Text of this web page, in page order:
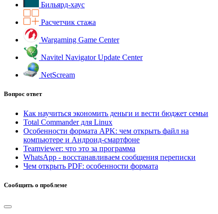
Бильярд-хаус
Расчетчик стажа
Wargaming Game Center
Navitel Navigator Update Center
NetScream
Вопрос ответ
Как научиться экономить деньги и вести бюджет семьи
Total Commander для Linux
Особенности формата APK: чем открыть файл на
компьютере и Андроид-смартфоне
Teamviewer: что это за программа
WhatsApp - восстанавливаем сообщения переписки
Чем открыть PDF: особенности формата
Сообщить о проблеме